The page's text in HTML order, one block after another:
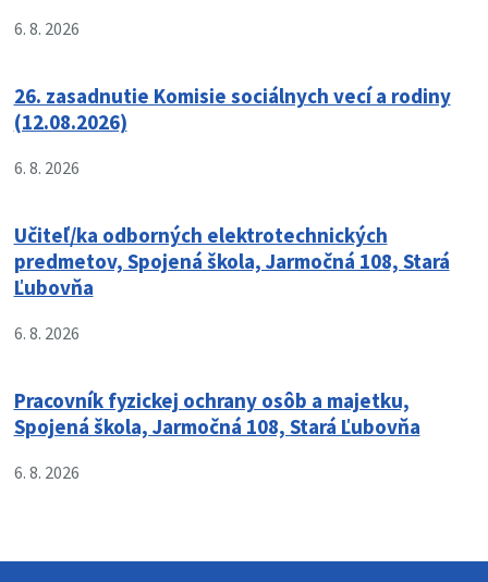
6. 8. 2026
26. zasadnutie Komisie sociálnych vecí a rodiny
(12.08.2026)
6. 8. 2026
Učiteľ/ka odborných elektrotechnických
predmetov, Spojená škola, Jarmočná 108, Stará
Ľubovňa
6. 8. 2026
Pracovník fyzickej ochrany osôb a majetku,
Spojená škola, Jarmočná 108, Stará Ľubovňa
6. 8. 2026